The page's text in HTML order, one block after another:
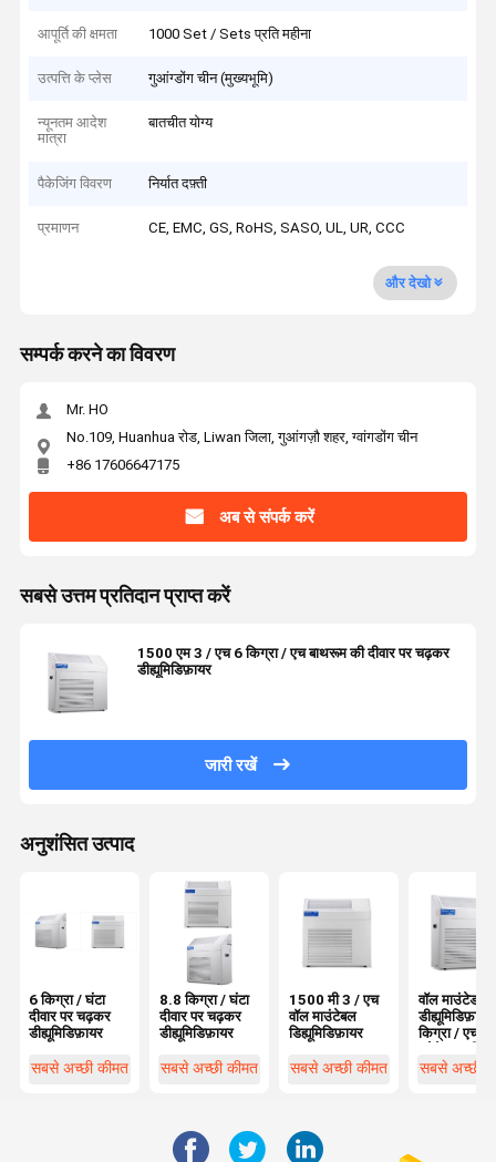
आपूर्ति की क्षमता 1000 Set / Sets प्रति महीना
उत्पत्ति के प्लेस गुआंग्डोंग चीन (मुख्यभूमि)
न्यूनतम आदेश
मात्रा
बातचीत योग्य
पैकेजिंग विवरण निर्यात दफ़्ती
प्रमाणन CE, EMC, GS, RoHS, SASO, UL, UR, CCC
और देखो
सम्पर्क करने का विवरण
Mr. HO
No.109, Huanhua रोड, Liwan जिला, गुआंगज़ौ शहर, ग्वांगडोंग चीन
+86 17606647175
अब से संपर्क करें
सबसे उत्तम प्रतिदान प्राप्त करें
1500 एम 3 / एच 6 किग्रा / एच बाथरूम की दीवार पर चढ़कर
डीह्यूमिडिफ़ायर
जारी रखें
अनुशंसित उत्पाद
6 किग्रा / घंटा
दीवार पर चढ़कर
डीह्यूमिडिफ़ायर
सबसे अच्छी कीमत
8.8 किग्रा / घंटा
दीवार पर चढ़कर
डीह्यूमिडिफ़ायर
सबसे अच्छी कीमत
1500 मी 3 / एच
वॉल माउंटेबल
डिह्यूमिडिफ़ायर
सबसे अच्छी कीमत
वॉल माउंटेड
किग्रा / एच
सबसे अच्छी